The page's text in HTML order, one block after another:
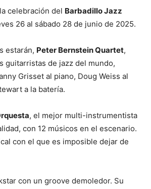
celebración del Barbadillo Jazz
26 al sábado 28 de junio de 2025.
estarán, Peter Bernstein Quartet,
guitarristas de jazz del mundo,
Grisset al piano, Doug Weiss al
a la batería.
, el mejor multi-instrumentista
con 12 músicos en el escenario.
con el que es imposible dejar de
con un groove demoledor. Su